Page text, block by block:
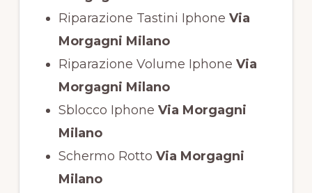
Riparazione Tastini Iphone Via
Morgagni Milano
Riparazione Volume Iphone Via
Morgagni Milano
Sblocco Iphone Via Morgagni
Milano
Schermo Rotto Via Morgagni
Milano